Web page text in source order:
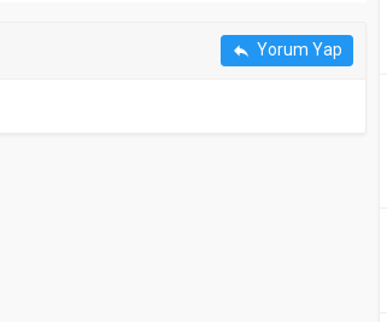
reply Yorum Yap